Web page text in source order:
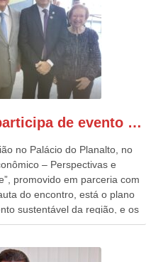
organizado de todos. “Há
até no nome, participo
de Setembro, na
Brasília. Este ano, o governo
e coberturas, para 30.000
Patriotas Brasileiros
Eu, Lula e os
Gonzaga Patriota participa de evento em prol do desenvolvimento do Nordeste
no Palácio do Planalto, no
– Perspectivas e
promovido em parceria com
do encontro, está o plano
sustentável da região, e os
políticas públicas, que
do Vice-presidente Geraldo